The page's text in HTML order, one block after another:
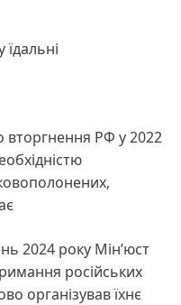
їдальні
вторгнення РФ у 2022
2024 року Мін’юст
російських
організував їхнє